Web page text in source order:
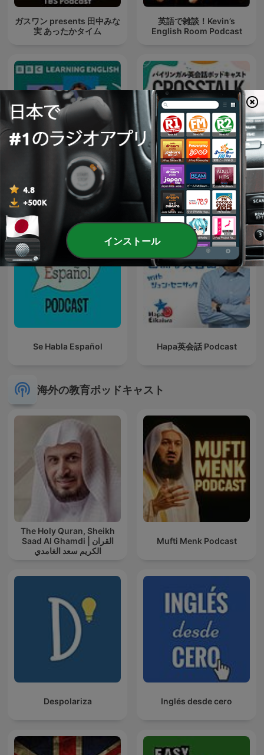
ガスワン presents 田中みな
実 あったかタイム
英語で雑談！Kevin’s
English Room Podcast
6 Minute English CROSSTALK 英会話
Se Habla Español Hapa英会話 Podcast
海外の教育ポッドキャスト
The Holy Quran, Sheikh
Saad Al Ghamdi | القران
الكريم سعد الغامدي
Mufti Menk Podcast
Despolariza Inglés desde cero
インストール